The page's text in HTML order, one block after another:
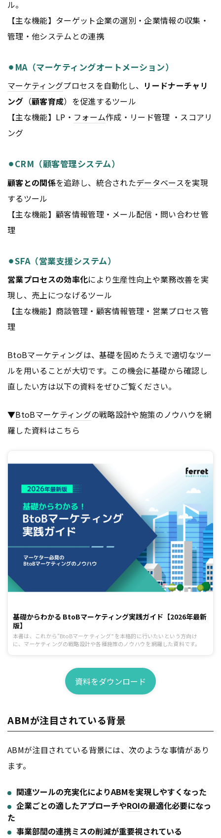
ル。
【主な機能】ターゲット企業の選別・企業情報の収集・
管理・他システムとの連携
⚫︎MA（マーケティングオートメーション）
マーケティングプロセスを自動化し、 リードナーチャリ
ング （顧客育成）を促進するツール
【主な機能】LP・ フォーム作成・リード管理 ・スコアリ
ング
⚫︎CRM（顧客管理システム）
顧客との関係を追跡し、統合されたデータベースを実現
するツール
【主な機能】顧客情報管理・メール配信・問い合わせ管
理
⚫︎SFA（営業支援システム）
営業プロセスの効率化により生産性向上や業務改善を実
現し、売上につなげるツール
【主な機能】商談管理・顧客情報管理・営業プロセス管
理
BtoBマーケティングは、基礎を固めたうえで適切なツー
ルを用いることが大切です。この機会に基礎から確認し
直したい方は以下の資料をぜひご覧ください。
▼BtoBマーケティングの戦略設計や施策のノウハウを網
羅した資料はこちら
基礎からわかる BtoBマーケティング実践ガイド【2026年最新
版】
本書は、これから“BtoBマーケティング”を本格的に行いたいという方向け
に、マーケティングの戦略設計や各種施策のノウハウを網羅した資料です。
資料をダウンロード
ABMが注目されている背景
ABMが注目されている背景には、次のような事情があり
ます。
関連ツールの充実化によりABMを実現しやすくなった
企業ごとの適したアプローチやROIの最適化必要になっ
た
事業部間の連携ミスの削減が重要視されている